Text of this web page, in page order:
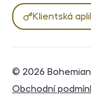
Klientská
© 2026
Právní
Obchodní